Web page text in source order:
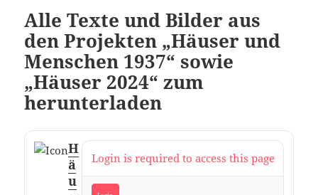
Alle Texte und Bilder aus
den Projekten „Häuser und
Menschen 1937“ sowie
„Häuser 2024“ zum
herunterladen
H
ä
u
Login is required to access this page